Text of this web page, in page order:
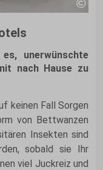
unerwünschte
nach Hause zu
keinen Fall Sorgen
von Bettwanzen
Insekten sind
sobald sie Ihr
viel Juckreiz und